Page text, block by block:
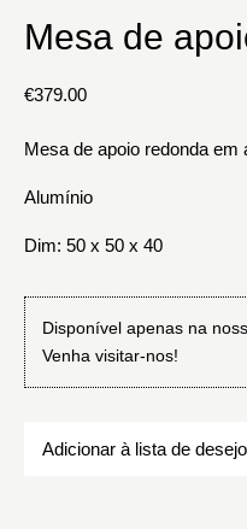
Mesa de
€379.00
Mesa de apoio redonda
Alumínio
Dim: 50 x 50 x 40
Disponível apenas na
Venha visitar-nos!
Adicionar à lista de